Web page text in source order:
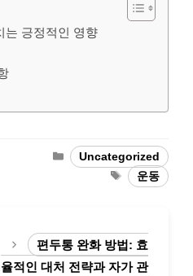
는 긍정적인 영향
Categories
Uncategorized
Tags운동
편두통 완화 방법: 효
율적인 대처 전략과 자가 관